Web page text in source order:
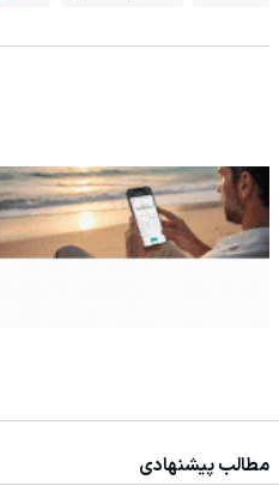
مطالب پیشنهادی